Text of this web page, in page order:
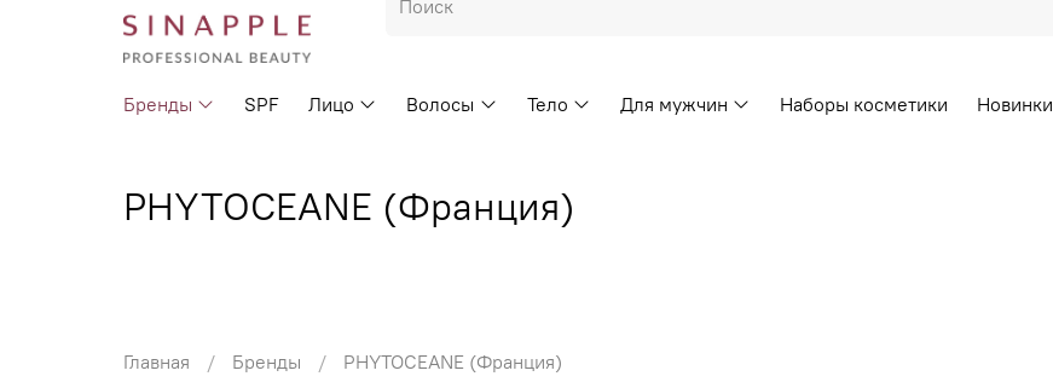
Бренды SPF Лицо Волосы Тело Для мужчин Наборы косметики Новинки
PHYTOCEANE (Франция)
Главная Бренды PHYTOCEANE (Франция)